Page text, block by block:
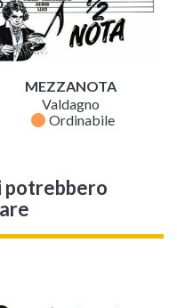
MEZZANOTA
Valdagno
fiber_manual_record Ordinabile
potrebbero